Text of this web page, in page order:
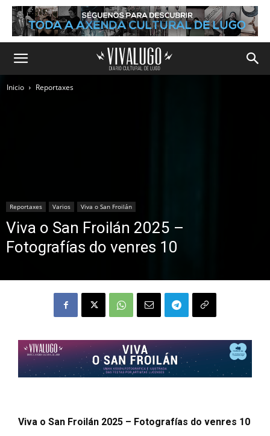
Inicio Reportaxes
Reportaxes Varios Viva o San Froilán
Viva o San Froilán 2025 –
Fotografías do venres 10
Viva o San Froilán 2025 – Fotografías do venres 10